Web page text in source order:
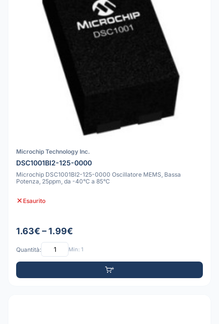
Microchip Technology Inc.
DSC1001BI2-125-0000
Microchip DSC1001BI2-125-0000 Oscillatore MEMS, Bassa
Potenza, 25ppm, da -40°C a 85°C
Esaurito
1.63€ – 1.99€
Quantità: Min: 1